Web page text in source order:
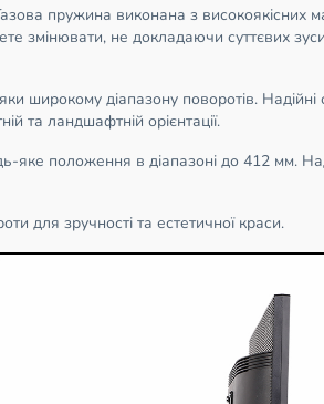
пружина виконана з високоякісних
змінювати, не докладаючи суттєвих
діапазону поворотів.
та ландшафтній орієнтації.
положення в діапазоні до 412 мм.
для зручності та естетичної краси.